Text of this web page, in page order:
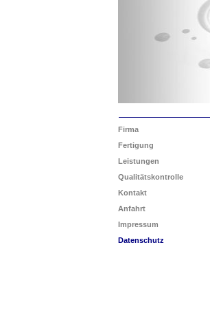
Firma
Fertigung
Leistungen
Qualitätskontrolle
Kontakt
Anfahrt
Impressum
Datenschutz